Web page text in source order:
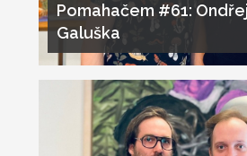
Pomahačem #61: Ondřej
Galuška